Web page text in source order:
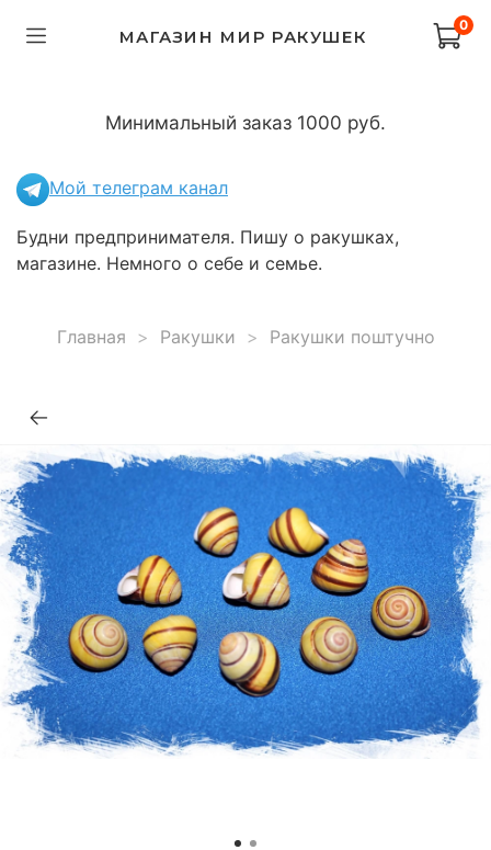
МАГАЗИН МИР РАКУШЕК
0
Минимальный заказ 1000 руб.
Мой телеграм канал
Будни предпринимателя. Пишу о ракушках,
магазине. Немного о себе и семье.
Главная Ракушки Ракушки поштучно